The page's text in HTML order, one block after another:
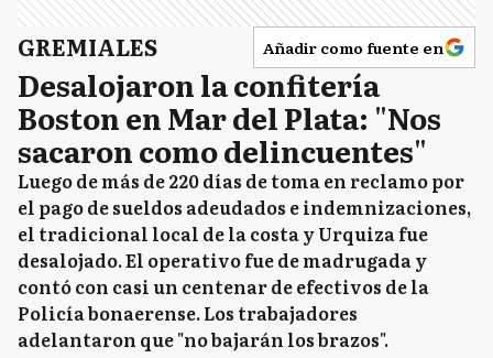
GREMIALES Añadir como fuente en
Desalojaron la confitería
Boston en Mar del Plata: "Nos
sacaron como delincuentes"
Luego de más de 220 días de toma en reclamo por
el pago de sueldos adeudados e indemnizaciones,
el tradicional local de la costa y Urquiza fue
desalojado. El operativo fue de madrugada y
contó con casi un centenar de efectivos de la
Policía bonaerense. Los trabajadores
adelantaron que "no bajarán los brazos".